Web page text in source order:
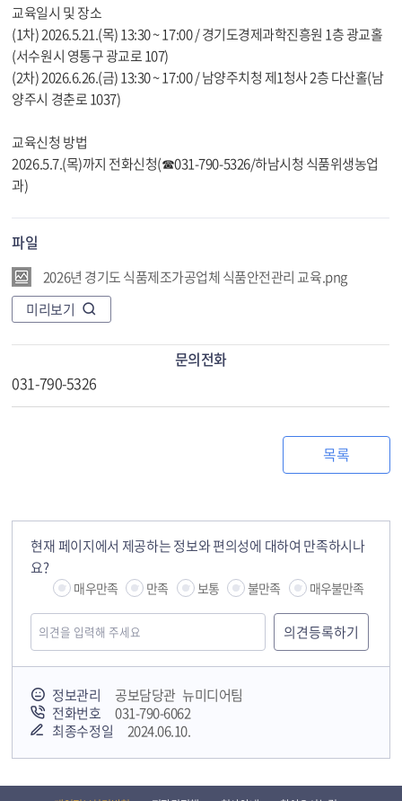
교육일시 및 장소
(1차) 2026.5.21.(목) 13:30 ~ 17:00 / 경기도경제과학진흥원 1층 광교홀
(서수원시 영통구 광교로 107)
(2차) 2026.6.26.(금) 13:30 ~ 17:00 / 남양주치청 제1청사 2층 다산홀(남
양주시 경춘로 1037)
교육신청 방법
2026.5.7.(목)까지 전화신청(☎031-790-5326/하남시청 식품위생농업
과)
파일
2026년 경기도 식품제조가공업체 식품안전관리 교육.png
미리보기
문의전화
031-790-5326
목록
현재 페이지에서 제공하는 정보와 편의성에 대하여 만족하시나
요?
매우만족 만족 보통 불만족 매우불만족
정보관리
공보담당관 뉴미디어팀
전화번호
031-790-6062
최종수정일
2024.06.10.